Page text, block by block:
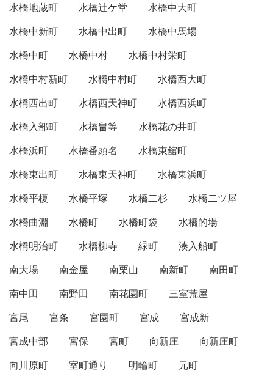
水橋地蔵町
水橋辻ケ堂
水橋中大町
水橋中新町
水橋中出町
水橋中馬場
水橋中町
水橋中村
水橋中村栄町
水橋中村新町
水橋中村町
水橋西大町
水橋西出町
水橋西天神町
水橋西浜町
水橋入部町
水橋畠等
水橋花の井町
水橋浜町
水橋番頭名
水橋東舘町
水橋東出町
水橋東天神町
水橋東浜町
水橋平榎
水橋平塚 水橋二杉
水橋二ツ屋
水橋曲淵
水橋町 水橋町袋
水橋的場
水橋明治町
水橋柳寺 緑町
湊入船町
南大場
南金屋 南栗山 南新町
南田町
南中田
南野田 南花園町
三室荒屋
宮尾
宮条 宮園町 宮成
宮成新
宮成中部
宮保 宮町 向新庄
向新庄町
向川原町
室町通り 明輪町 元町